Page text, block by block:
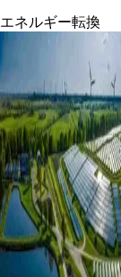
エネルギー転換